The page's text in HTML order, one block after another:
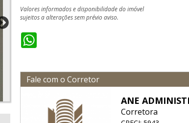
Valores informados e disponibilidade do imóvel
sujeitos a alterações sem prévio aviso.
Fale com o Corretor
ANE
Corretora